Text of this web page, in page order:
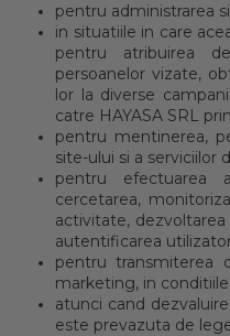
pentru administrarea
in situatiile in care
pentru atribuirea
persoanelor vizate,
lor la diverse
catre HAYASA SRL
pentru mentinerea,
site-ului si a serviciilor
pentru efectuarea
cercetarea,
activitate, dezvoltarea
autentificarea
pentru transmiterea
marketing, in
atunci cand
este prevazuta de